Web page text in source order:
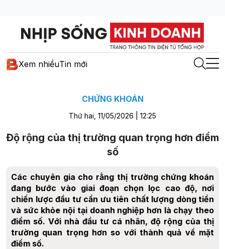
Xem nhiềuTin mới
CHỨNG KHOÁN
Thứ hai, 11/05/2026 | 12:25
Độ rộng của thị trường quan trọng hơn điểm
số
Các chuyên gia cho rằng thị trường chứng khoán
đang bước vào giai đoạn chọn lọc cao độ, nơi
chiến lược đầu tư cần ưu tiên chất lượng dòng tiền
và sức khỏe nội tại doanh nghiệp hơn là chạy theo
điểm số. Với nhà đầu tư cá nhân, độ rộng của thị
trường quan trọng hơn so với thành quả về mặt
điểm số.